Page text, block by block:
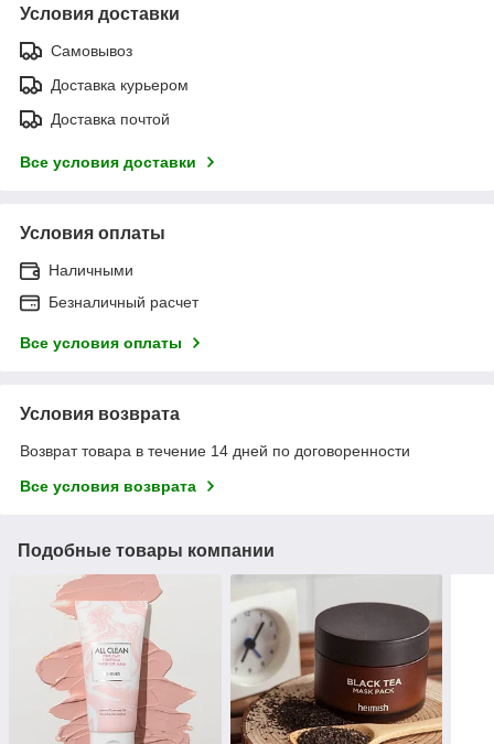
Условия доставки
Самовывоз
Доставка курьером
Доставка почтой
Все условия доставки
Условия оплаты
Наличными
Безналичный расчет
Все условия оплаты
Условия возврата
Возврат товара в течение 14 дней по договоренности
Все условия возврата
Подобные товары компании